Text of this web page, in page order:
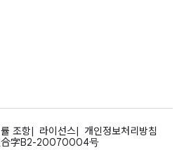
조항 라이선스
개인정보처리방침
合字B2-20070004号